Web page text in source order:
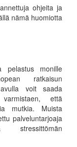
ohjeita ja
nämä huomiotta
pelastus monille
ratkaisun
voit saada
että
mutkia. Muista
palveluntarjoaja
stressittömän